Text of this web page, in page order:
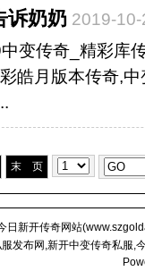
诉奶奶 2019-
变传奇_精彩库
皓月版本传奇,
末 页
日新开传奇网站(
发布网,新开中变传奇私服,